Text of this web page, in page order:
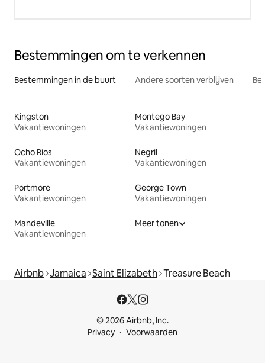
Bestemmingen om te verkennen
Bestemmingen in de buurt Andere soorten verblijven
Kingston
Vakantiewoningen
Montego Bay
Vakantiewoningen
Ocho Rios
Vakantiewoningen
Negril
Vakantiewoningen
Portmore
Vakantiewoningen
George Town
Vakantiewoningen
Mandeville
Vakantiewoningen
Meer tonen
Airbnb Jamaica Saint Elizabeth Treasure Beach
© 2026 Airbnb, Inc.
Privacy
Voorwaarden